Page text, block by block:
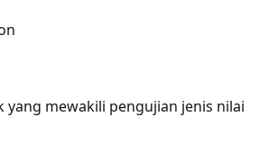
yang mewakili pengujian jenis nilai